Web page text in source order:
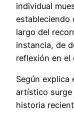
individual
estableciendo
largo del
instancia, de
reflexión en el
Según explica
artístico surge
historia